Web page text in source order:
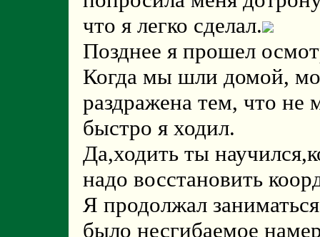
что я легко сделал.
Позднее я прошел
Когда мы шли домой,
раздражена тем, что не
быстро я ходил.
Да,ходить ты
надо восстановить
Я продолжал
было несгибаемое